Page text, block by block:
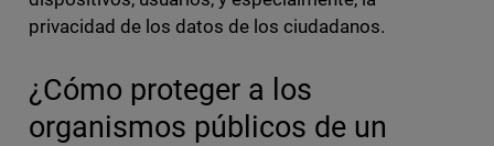
privacidad de los datos de los ciudadanos.
¿Cómo proteger a los
organismos públicos de un